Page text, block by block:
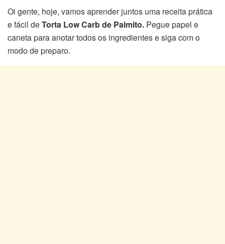
Oi gente, hoje, vamos aprender juntos uma receita prática
e fácil deTorta Low Carb de Palmito. Pegue papel e
caneta para anotar todos os ingredientes e siga com o
modo de preparo.